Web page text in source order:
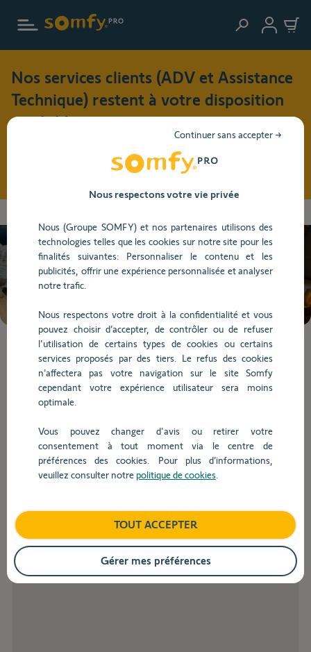
Nos services clients (ADV et Assistance
Technique) restent à votre disposition
cet été !
Pendant cette période de vacances (du 3 au 17 août 2026),
nos horaires d'ouverture seront modifiés : du lundi au jeudi
: 8h30 - 17h30 et le vendredi : 8h30 - 16h30
redirigé
description
détaillée
question.
Besoin d’aide ?
Lorsque
valeurs
barre
recherche,
suggestions
s'affichent
automatiquement
pour
faciliter
la
Utilisation
Retour
Comment utiliser Serv-e-Go ?
Découvrez nos tutos vidéos
Prérequis - Accepter lesconditions d'utilisation
Serv-e-Go
Nous respectons votre vie privée
Nous (Groupe SOMFY) et nos partenaires utilisons des
technologies telles que les cookies sur notre site pour les
finalités suivantes: Personnaliser le contenu et les
publicités, offrir une expérience personnalisée et analyser
notre trafic.
Nous respectons votre droit à la confidentialité et vous
pouvez choisir d’accepter, de contrôler ou de refuser
l'utilisation de certains types de cookies ou certains
services proposés par des tiers. Le refus des cookies
n’affectera pas votre navigation sur le site Somfy
cependant votre expérience utilisateur sera moins
optimale.
Vous pouvez changer d'avis ou retirer votre
consentement à tout moment via le centre de
préférences des cookies. Pour plus d’informations,
veuillez consulter notre politique de cookies
Continuer sans accepter →
TOUT ACCEPTER
Gérer mes préférences